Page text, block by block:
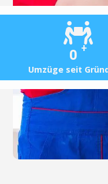
0 +
Umzüge seit